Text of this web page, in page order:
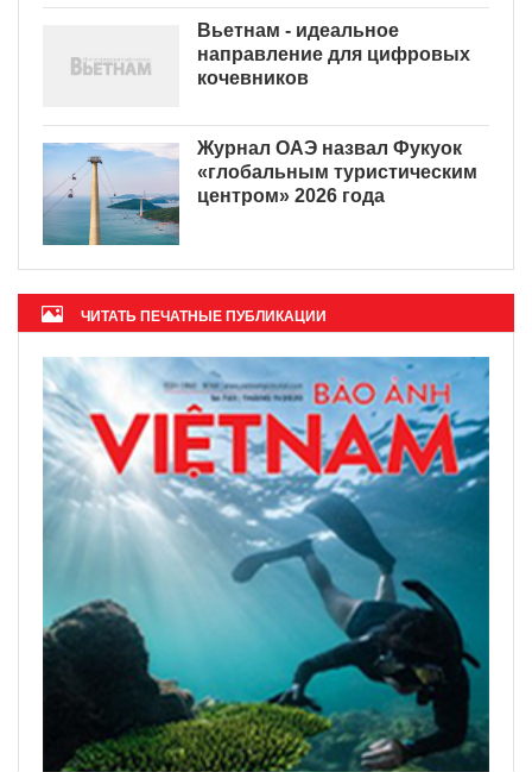
Вьетнам - идеальное
направление для цифровых
кочевников
Журнал ОАЭ назвал Фукуок
«глобальным туристическим
центром» 2026 года
ЧИТАТЬ ПЕЧАТНЫЕ ПУБЛИКАЦИИ